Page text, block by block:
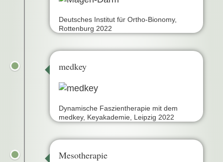
Deutsches Institut für Ortho-Bionomy,
Rottenburg 2022
medkey
Dynamische Faszientherapie mit dem
medkey, Keyakademie, Leipzig 2022
Mesotherapie